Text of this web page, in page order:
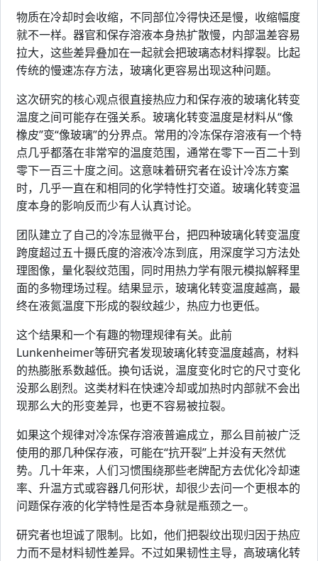
物质在冷却时会收缩，不同部位冷得快还是慢，收缩幅度
就不一样。器官和保存溶液本身热扩散慢，内部温差容易
拉大，这些差异叠加在一起就会把玻璃态材料撑裂。比起
传统的慢速冻存方法，玻璃化更容易出现这种问题。
这次研究的核心观点很直接热应力和保存液的玻璃化转变
温度之间可能存在强关系。玻璃化转变温度是材料从“像
橡皮”变“像玻璃”的分界点。常用的冷冻保存溶液有一个特
点几乎都落在非常窄的温度范围，通常在零下一百二十到
零下一百三十度之间。这意味着研究者在设计冷冻方案
时，几乎一直在和相同的化学特性打交道。玻璃化转变温
度本身的影响反而少有人认真讨论。
团队建立了自己的冷冻显微平台，把四种玻璃化转变温度
跨度超过五十摄氏度的溶液冷冻到底，用深度学习方法处
理图像，量化裂纹范围，同时用热力学有限元模拟解释里
面的多物理场过程。结果显示，玻璃化转变温度越高，最
终在液氮温度下形成的裂纹越少，热应力也更低。
这个结果和一个有趣的物理规律有关。此前
Lunkenheimer等研究者发现玻璃化转变温度越高，材料
的热膨胀系数越低。换句话说，温度变化时它的尺寸变化
没那么剧烈。这类材料在快速冷却或加热时内部就不会出
现那么大的形变差异，也更不容易被拉裂。
如果这个规律对冷冻保存溶液普遍成立，那么目前被广泛
使用的那几种保存液，可能在“抗开裂”上并没有天然优
势。几十年来，人们习惯围绕那些老牌配方去优化冷却速
率、升温方式或容器几何形状，却很少去问一个更根本的
问题保存液的化学特性是否本身就是瓶颈之一。
研究者也坦诚了限制。比如，他们把裂纹出现归因于热应
力而不是材料韧性差异。不过如果韧性主导，高玻璃化转